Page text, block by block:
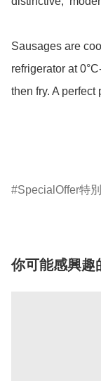
Sausages are
refrigerator at
then fry. A perfect
SpecialOffer特
你可能感興趣